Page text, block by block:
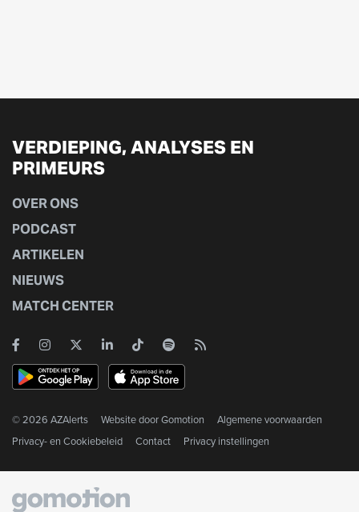
VERDIEPING, ANALYSES EN
PRIMEURS
OVER ONS
PODCAST
ARTIKELEN
NIEUWS
MATCH CENTER
© 2026 AZAlerts Website doorGomotion
Algemene voorwaarden
Privacy- en Cookiebeleid
Contact Privacy instellingen